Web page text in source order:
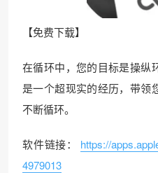
【免费下载】
在循环中，您的目标是操纵
是一个超现实的经历，带领
不断循环。
软件链接：
https://
4979013